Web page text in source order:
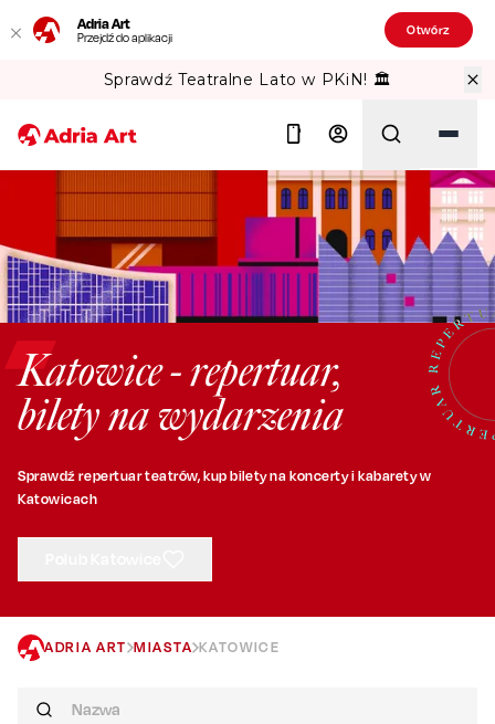
Adria Art
Przejdź do aplikacji Otwórz
Sprawdź Teatralne Lato w PKiN! 🏛️
Szukaj
Katowice - repertuar,
bilety na wydarzenia
Sprawdź repertuar teatrów, kup bilety na koncerty i kabarety w
Katowicach
ADRIA ART MIASTA KATOWICE